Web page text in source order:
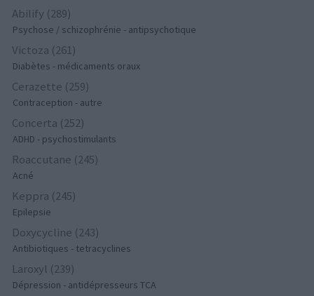
Abilify (289)
Psychose / schizophrénie - antipsychotique
Victoza (261)
Diabètes - médicaments oraux
Cerazette (259)
Contraception - autre
Concerta (252)
ADHD - psychostimulants
Roaccutane (245)
Acné
Keppra (245)
Epilepsie
Doxycycline (243)
Antibiotiques - tetracyclines
Laroxyl (239)
Dépression - antidépresseurs TCA